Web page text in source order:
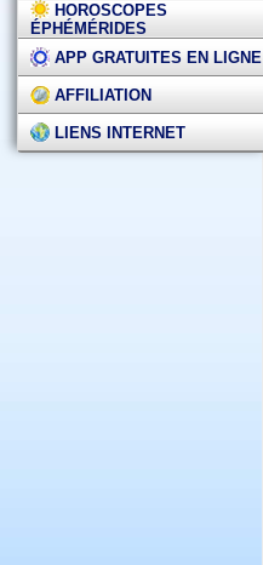
HOROSCOPES
ÉPHÉMÉRIDES
APP GRATUITES EN LIGNE
AFFILIATION
LIENS INTERNET